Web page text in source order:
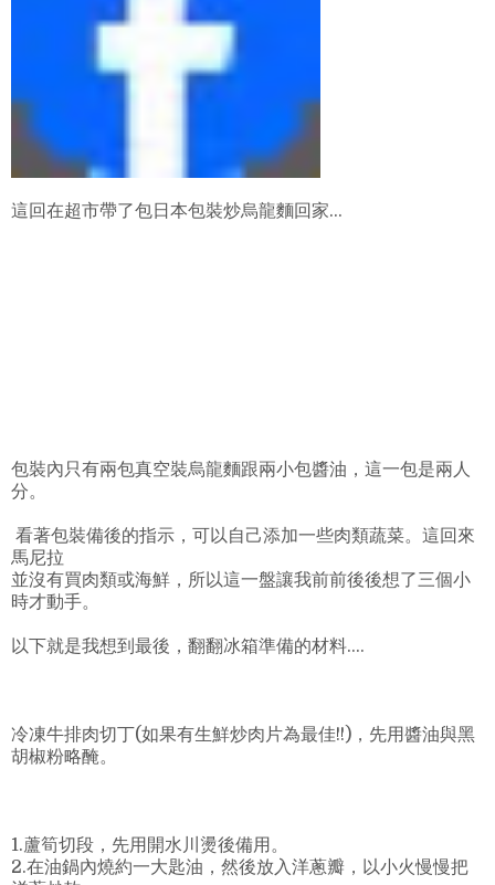
這回在超市帶了包日本包裝炒烏龍麵回家...
包裝內只有兩包真空裝烏龍麵跟兩小包醬油，這一包是兩人
分。
看著包裝備後的指示，可以自己添加一些肉類蔬菜。這回來
馬尼拉
並沒有買肉類或海鮮，所以這一盤讓我前前後後想了三個小
時才動手。
以下就是我想到最後，翻翻冰箱準備的材料....
冷凍牛排肉切丁(如果有生鮮炒肉片為最佳!!)，先用醬油與黑
胡椒粉略醃。
1.蘆筍切段，先用開水川燙後備用。
2.在油鍋內燒約一大匙油，然後放入洋蔥瓣，以小火慢慢把